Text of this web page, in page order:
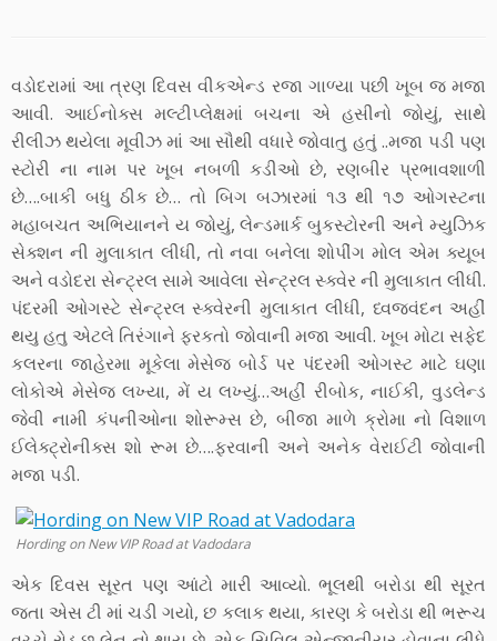
વડોદરામાં આ ત્રણ દિવસ વીકએન્ડ રજા ગાળ્યા પછી ખૂબ જ મજા
આવી. આઈનોક્સ મલ્ટીપ્લેક્ષમાં બચના એ હસીનો જોયું, સાથે
રીલીઝ થયેલા મૂવીઝ માં આ સૌથી વધારે જોવાતુ હતું ..મજા પડી પણ
સ્ટોરી ના નામ પર ખૂબ નબળી કડીઓ છે, રણબીર પ્રભાવશાળી
છે….બાકી બધુ ઠીક છે… તો બિગ બઝારમાં ૧૩ થી ૧૭ ઓગસ્ટના
મહાબચત અભિયાનને ય જોયું, લેન્ડમાર્ક બુકસ્ટોરની અને મ્યુઝિક
સેક્શન ની મુલાકાત લીધી, તો નવા બનેલા શોપીંગ મોલ એમ ક્યૂબ
અને વડોદરા સેન્ટ્રલ સામે આવેલા સેન્ટ્રલ સ્ક્વેર ની મુલાકાત લીધી.
પંદરમી ઓગસ્ટે સેન્ટ્રલ સ્ક્વેરની મુલાકાત લીધી, ધ્વજવંદન અહીં
થયુ હતુ એટલે તિરંગાને ફરકતો જોવાની મજા આવી. ખૂબ મોટા સફેદ
કલરના જાહેરમા મૂકેલા મેસેજ બોર્ડ પર પંદરમી ઓગસ્ટ માટે ઘણા
લોકોએ મેસેજ લખ્યા, મેં ય લખ્યું…અહીં રીબોક, નાઈકી, વુડલેન્ડ
જેવી નામી કંપનીઓના શોરૂમ્સ છે, બીજા માળે ક્રોમા નો વિશાળ
ઈલેક્ટ્રોનીક્સ શો રૂમ છે….ફરવાની અને અનેક વેરાઈટી જોવાની
મજા પડી.
Hording on New VIP Road at Vadodara
એક દિવસ સૂરત પણ આંટો મારી આવ્યો. ભૂલથી બરોડા થી સૂરત
જતા એસ ટી માં ચડી ગયો, છ કલાક થયા, કારણ કે બરોડા થી ભરૂચ